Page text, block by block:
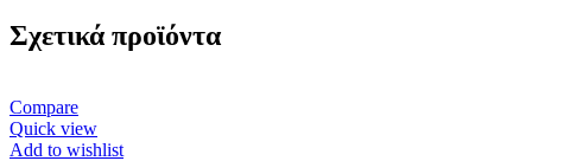
Σχετικά προϊόντα
Compare
Quick view
Add to wishlist